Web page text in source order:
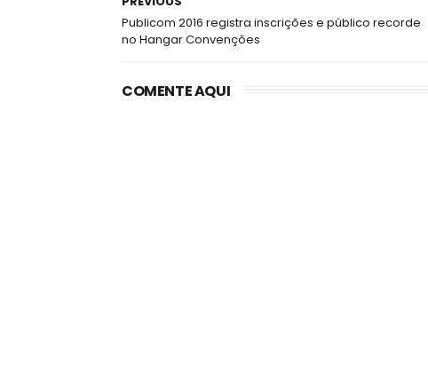
Publicom 2016 registra inscrições e público recorde
no Hangar Convenções
COMENTE AQUI